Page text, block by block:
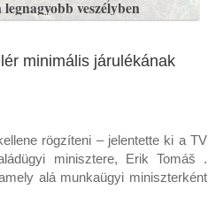
veszélyben
minimális járulékának
rögzíteni – jelentette ki a TV
minisztere, Erik Tomáš .
alá munkaügyi miniszterként